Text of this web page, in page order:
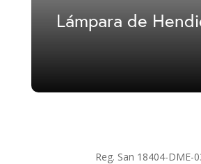
Lámpara de
Reg. San 18404-DME-